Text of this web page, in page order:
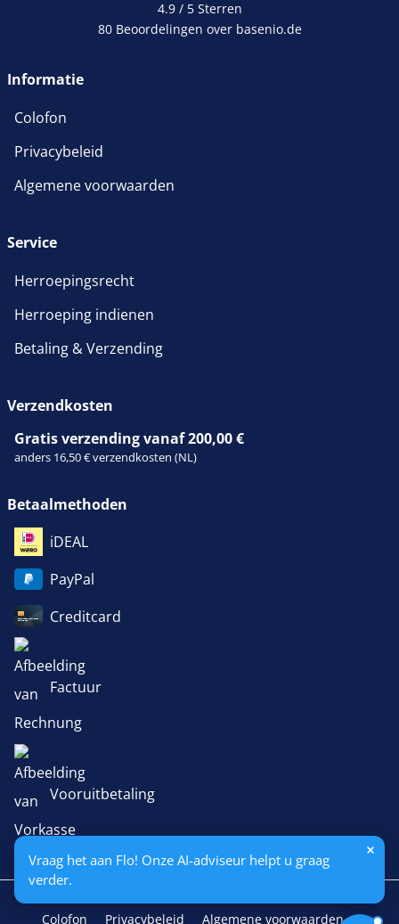
Vraag het aan Flo! Onze AI-adviseur helpt u graag
verder.
4.9 / 5Sterren
80 Beoordelingen over basenio.de
Informatie
Colofon
Privacybeleid
Algemene voorwaarden
Service
Herroepingsrecht
Herroeping indienen
Betaling & Verzending
Verzendkosten
Gratis verzending vanaf 200,00 €
anders 16,50 € verzendkosten (NL)
Betaalmethoden
iDEAL
PayPal
Creditcard
Factuur
Vooruitbetaling
Colofon Privacybeleid Algemene voorwaarden